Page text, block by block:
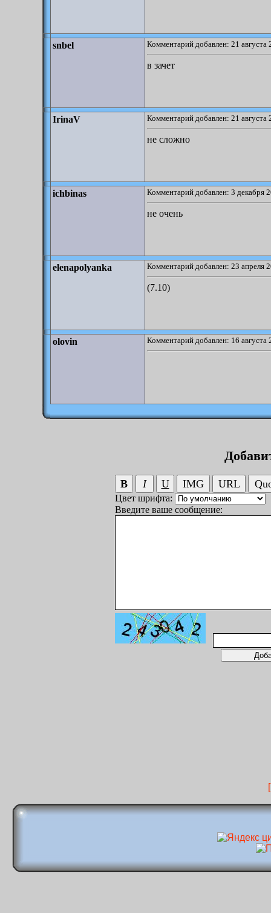
snbel Комментарий добавлен: 21 августа
в зачет
IrinaV Комментарий добавлен: 21 августа
не сложно
ichbinas Комментарий добавлен: 3 декабря
не очень
elenapolyanka Комментарий добавлен: 23 апреля
(7.10)
olovin Комментарий добавлен: 16 августа
Цвет шрифта:
Введите ваше сообщение: